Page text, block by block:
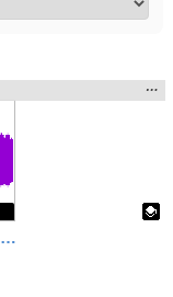
2º PROGRAMA JOVERADIO. ESPECIAL NAVIDAD
la
…